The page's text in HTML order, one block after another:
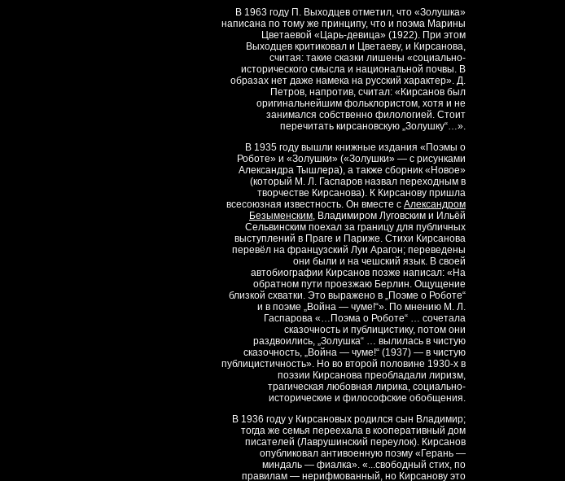
В 1963 году П. Выходцев отметил, что «Золушка»
написана по тому же принципу, что и поэма Марины
Цветаевой «Царь-девица» (1922). При этом
Выходцев критиковал и Цветаеву, и Кирсанова,
считая: такие сказки лишены «социально-
исторического смысла и национальной почвы. В
образах нет даже намека на русский характер». Д.
Петров, напротив, считал: «Кирсанов был
оригинальнейшим фольклористом, хотя и не
занимался собственно филологией. Стоит
перечитать кирсановскую „Золушку“…».
В 1935 году вышли книжные издания «Поэмы о
Роботе» и «Золушки» («Золушки» — с рисунками
Александра Тышлера), а также сборник «Новое»
(который М. Л. Гаспаров назвал переходным в
творчестве Кирсанова). К Кирсанову пришла
всесоюзная известность. Он вместе с Александром
Безыменским, Владимиром Луговским и Ильёй
Сельвинским поехал за границу для публичных
выступлений в Праге и Париже. Стихи Кирсанова
перевёл на французский Луи Арагон; переведены
они были и на чешский язык. В своей
автобиографии Кирсанов позже написал: «На
обратном пути проезжаю Берлин. Ощущение
близкой схватки. Это выражено в „Поэме о Роботе“
и в поэме „Война — чуме!“». По мнению М. Л.
Гаспарова «…Поэма о Роботе“ … сочетала
сказочность и публицистику, потом они
раздвоились, „Золушка“ … вылилась в чистую
сказочность, „Война — чуме!“ (1937) — в чистую
публицистичность». Но во второй половине 1930-х в
поэзии Кирсанова преобладали лиризм,
трагическая любовная лирика, социально-
исторические и философские обобщения.
В 1936 году у Кирсановых родился сын Владимир;
тогда же семья переехала в кооперативный дом
писателей (Лаврушинский переулок). Кирсанов
опубликовал антивоенную поэму «Герань —
миндаль — фиалка». «...свободный стих, по
правилам — нерифмованный, но Кирсанову это